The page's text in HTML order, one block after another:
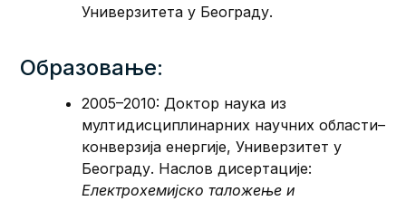
Универзитета у Београду.
Образовање:
2005–2010: Доктор наука из
мултидисциплинарних научних области–
конверзија енергије, Универзитет у
Београду. Наслов дисертације:
Електрохемијско таложење и